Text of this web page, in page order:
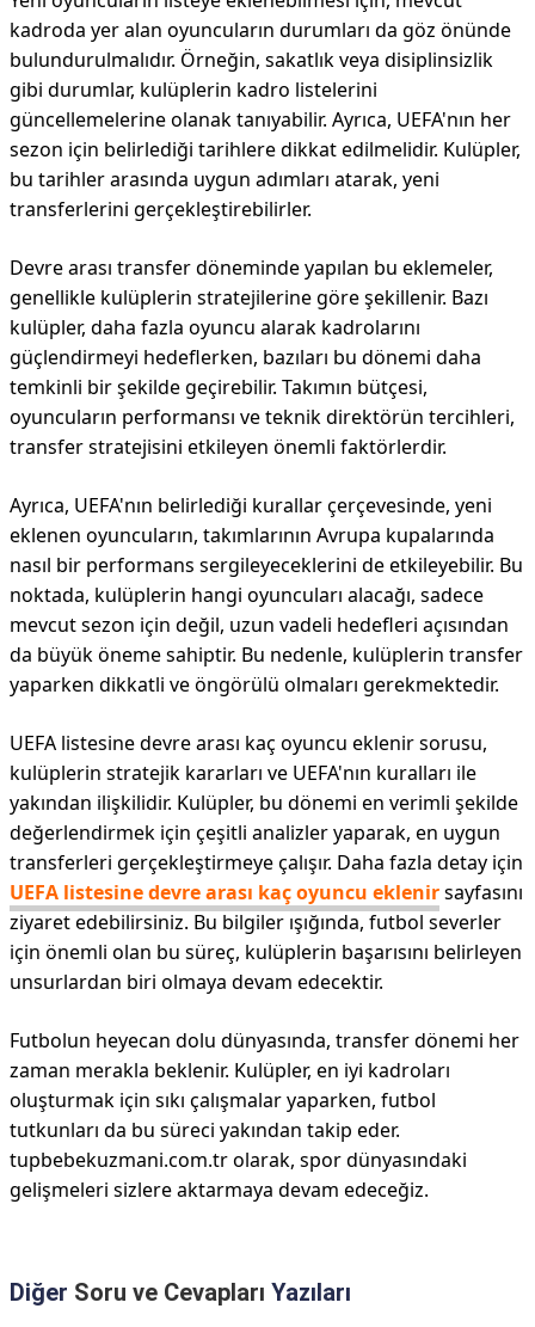
kadroda yer alan oyuncuların durumları da göz önünde
bulundurulmalıdır. Örneğin, sakatlık veya disiplinsizlik
gibi durumlar, kulüplerin kadro listelerini
güncellemelerine olanak tanıyabilir. Ayrıca, UEFA'nın her
sezon için belirlediği tarihlere dikkat edilmelidir. Kulüpler,
bu tarihler arasında uygun adımları atarak, yeni
transferlerini gerçekleştirebilirler.
Devre arası transfer döneminde yapılan bu eklemeler,
genellikle kulüplerin stratejilerine göre şekillenir. Bazı
kulüpler, daha fazla oyuncu alarak kadrolarını
güçlendirmeyi hedeflerken, bazıları bu dönemi daha
temkinli bir şekilde geçirebilir. Takımın bütçesi,
oyuncuların performansı ve teknik direktörün tercihleri,
transfer stratejisini etkileyen önemli faktörlerdir.
Ayrıca, UEFA'nın belirlediği kurallar çerçevesinde, yeni
eklenen oyuncuların, takımlarının Avrupa kupalarında
nasıl bir performans sergileyeceklerini de etkileyebilir. Bu
noktada, kulüplerin hangi oyuncuları alacağı, sadece
mevcut sezon için değil, uzun vadeli hedefleri açısından
da büyük öneme sahiptir. Bu nedenle, kulüplerin transfer
yaparken dikkatli ve öngörülü olmaları gerekmektedir.
UEFA listesine devre arası kaç oyuncu eklenir sorusu,
kulüplerin stratejik kararları ve UEFA'nın kuralları ile
yakından ilişkilidir. Kulüpler, bu dönemi en verimli şekilde
değerlendirmek için çeşitli analizler yaparak, en uygun
transferleri gerçekleştirmeye çalışır. Daha fazla detay için
UEFA listesine devre arası kaç oyuncu eklenirsayfasını
ziyaret edebilirsiniz. Bu bilgiler ışığında, futbol severler
için önemli olan bu süreç, kulüplerin başarısını belirleyen
unsurlardan biri olmaya devam edecektir.
Futbolun heyecan dolu dünyasında, transfer dönemi her
zaman merakla beklenir. Kulüpler, en iyi kadroları
oluşturmak için sıkı çalışmalar yaparken, futbol
tutkunları da bu süreci yakından takip eder.
tupbebekuzmani.com.tr olarak, spor dünyasındaki
gelişmeleri sizlere aktarmaya devam edeceğiz.
Diğer Soru ve Cevapları Yazıları